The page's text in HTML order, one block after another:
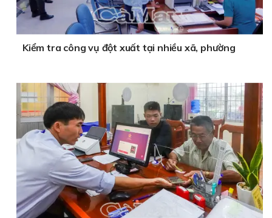
Kiểm tra công vụ đột xuất tại nhiều xã, phường